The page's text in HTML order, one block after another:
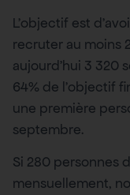
L’objectif est
recruter au moins
aujourd’hui 3 320
64% de l’objectif
une première
septembre.
Si 280 personnes
mensuellement,